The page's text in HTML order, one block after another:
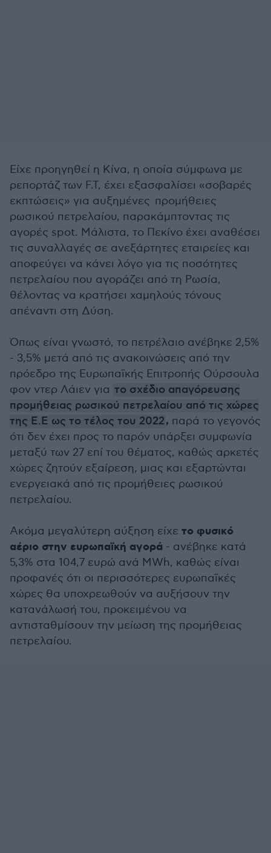
Είχε προηγηθεί η Κίνα, η οποία σύμφωνα με
ρεπορτάζ των F.T, έχει εξασφαλίσει «σοβαρές
εκπτώσεις» για αυξημένες προμήθειες
ρωσικού πετρελαίου, παρακάμπτοντας τις
αγορές spot. Μάλιστα, το Πεκίνο έχει αναθέσει
τις συναλλαγές σε ανεξάρτητες εταιρείες και
αποφεύγει να κάνει λόγο για τις ποσότητες
πετρελαίου που αγοράζει από τη Ρωσία,
θέλοντας να κρατήσει χαμηλούς τόνους
απέναντι στη Δύση.
Όπως είναι γνωστό, το πετρέλαιο ανέβηκε 2,5%
- 3,5% μετά από τις ανακοινώσεις από την
πρόεδρο της Ευρωπαϊκής Επιτροπής Ούρσουλα
φον ντερ Λάιεν για το σχέδιο απαγόρευσης
προμήθειας ρωσικού πετρελαίου από τις χώρες
της Ε.Ε ως το τέλος του 2022, παρά το γεγονός
ότι δεν έχει προς το παρόν υπάρξει συμφωνία
μεταξύ των 27 επί του θέματος, καθώς αρκετές
χώρες ζητούν εξαίρεση, μιας και εξαρτώνται
ενεργειακά από τις προμήθειες ρωσικού
πετρελαίου.
Ακόμα μεγαλύτερη αύξηση είχε το φυσικό
αέριο στην ευρωπαϊκή αγορά - ανέβηκε κατά
5,3% στα 104,7 ευρώ ανά MWh, καθώς είναι
προφανές ότι οι περισσότερες ευρωπαϊκές
χώρες θα υποχρεωθούν να αυξήσουν την
κατανάλωσή του, προκειμένου να
αντισταθμίσουν την μείωση της προμήθειας
πετρελαίου.